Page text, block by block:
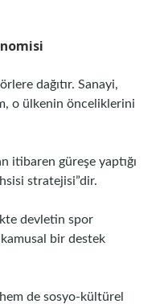
dağıtır. Sanayi,
o ülkenin önceliklerini
itibaren güreşe yaptığı
stratejisi”dir.
devletin spor
bir destek
de sosyo-kültürel